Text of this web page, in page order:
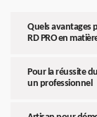
Quels avantages
RD PRO en
Pour la réussite
un professionnel